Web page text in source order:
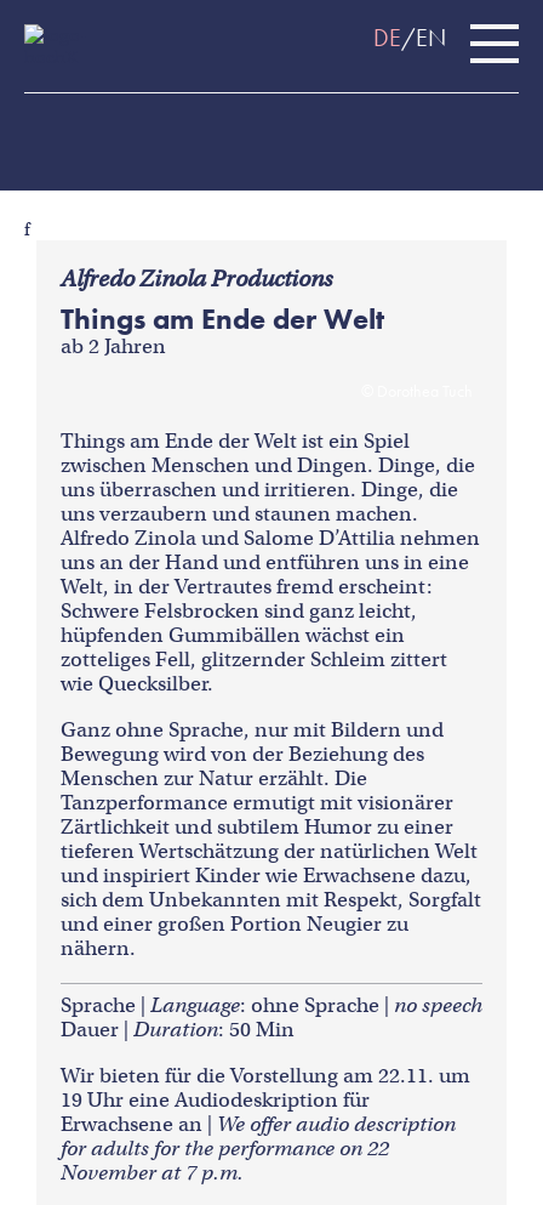
DE EN
f
Alfredo Zinola Productions
Things am Ende der Welt
ab 2 Jahren
Things am Ende der Welt ist ein Spiel
zwischen Menschen und Dingen. Dinge, die
uns überraschen und irritieren. Dinge, die
uns verzaubern und staunen machen.
Alfredo Zinola und Salome D’Attilia nehmen
uns an der Hand und entführen uns in eine
Welt, in der Vertrautes fremd erscheint:
Schwere Felsbrocken sind ganz leicht,
hüpfenden Gummibällen wächst ein
zotteliges Fell, glitzernder Schleim zittert
wie Quecksilber.
Ganz ohne Sprache, nur mit Bildern und
Bewegung wird von der Beziehung des
Menschen zur Natur erzählt. Die
Tanzperformance ermutigt mit visionärer
Zärtlichkeit und subtilem Humor zu einer
tieferen Wertschätzung der natürlichen Welt
und inspiriert Kinder wie Erwachsene dazu,
sich dem Unbekannten mit Respekt, Sorgfalt
und einer großen Portion Neugier zu
nähern.
Sprache | Language: ohne Sprache | no speech
Dauer | Duration: 50 Min
Wir bieten für die Vorstellung am 22.11. um
19 Uhr eine Audiodeskription für
Erwachsene an | We offer audio description
for adults for the performance on 22
November at 7 p.m.